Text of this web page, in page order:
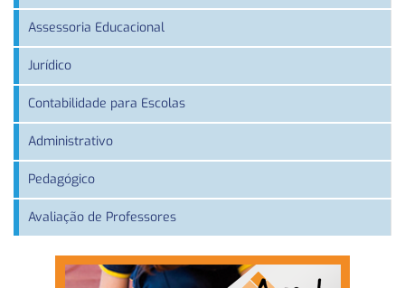
Assessoria Educacional
Jurídico
Contabilidade para Escolas
Administrativo
Pedagógico
Avaliação de Professores